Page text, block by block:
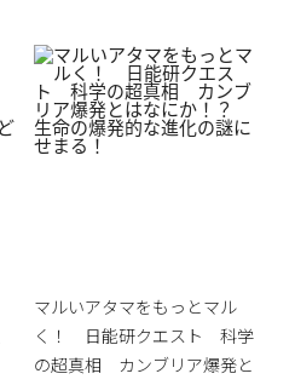
マルいアタマをもっとマル
く！ 日能研クエスト 科学
の超真相 カンブリア爆発と